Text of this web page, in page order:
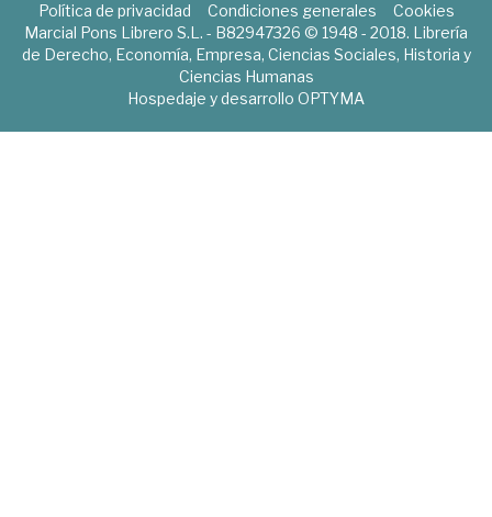
Política de privacidad Condiciones generales
Cookies
Marcial Pons Librero S.L. - B82947326 © 1948 - 2018. Librería
de Derecho, Economía, Empresa, Ciencias Sociales, Historia y
Ciencias Humanas
Hospedaje y desarrollo OPTYMA